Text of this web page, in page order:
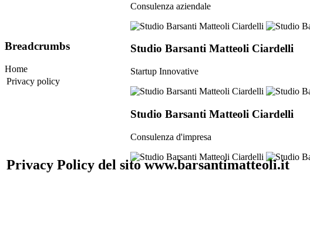
Consulenza aziendale
Studio Barsanti Matteoli Ciardelli
Startup Innovative
Studio Barsanti Matteoli Ciardelli
Consulenza d'impresa
Breadcrumbs
Home
Privacy policy
Privacy Policy del sito www.barsantimatteoli.it